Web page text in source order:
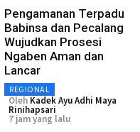
Pengamanan Terpadu
Babinsa dan Pecalang
Wujudkan Prosesi
Ngaben Aman dan
Lancar
REGIONAL
Oleh Kadek Ayu Adhi Maya
Rinihapsari
7 jam yang lalu